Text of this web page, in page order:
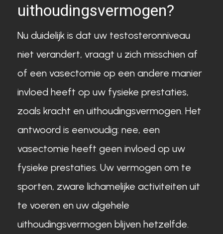
uithoudingsvermogen?
Nu duidelijk is dat uw testosteronniveau
niet verandert, vraagt u zich misschien af
of een vasectomie op een andere manier
invloed heeft op uw fysieke prestaties,
zoals kracht en uithoudingsvermogen. Het
antwoord is eenvoudig: nee, een
vasectomie heeft geen invloed op uw
fysieke prestaties. Uw vermogen om te
sporten, zware lichamelijke activiteiten uit
te voeren en uw algehele
uithoudingsvermogen blijven hetzelfde.